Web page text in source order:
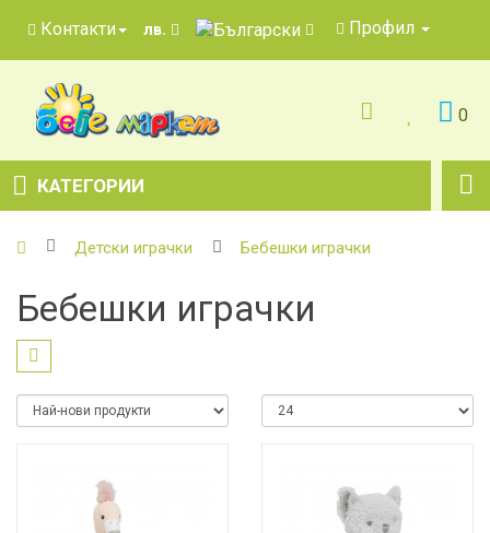
Контакти лв. Профил
0
КАТЕГОРИИ
Детски играчки Бебешки играчки
Бебешки играчки